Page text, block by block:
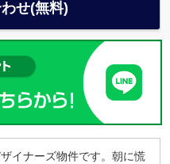
せ(無料)
イナーズ物件です。朝に慌